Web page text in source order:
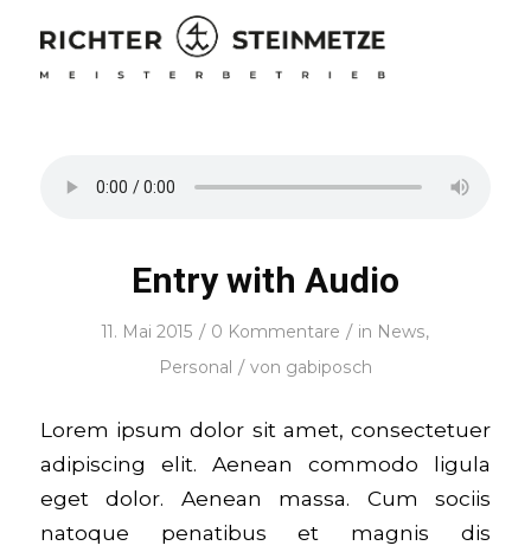
Entry with Audio
11. Mai 2015 / 0 Kommentare / in News,
Personal / von gabiposch
Lorem ipsum dolor sit amet, consectetuer
adipiscing elit. Aenean commodo ligula
eget dolor. Aenean massa. Cum sociis
natoque penatibus et magnis dis